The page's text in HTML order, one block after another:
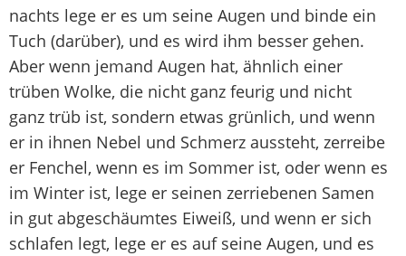
nachts lege er es um seine Augen und binde ein
Tuch (darüber), und es wird ihm besser gehen.
Aber wenn jemand Augen hat, ähnlich einer
trüben Wolke, die nicht ganz feurig und nicht
ganz trüb ist, sondern etwas grünlich, und wenn
er in ihnen Nebel und Schmerz aussteht, zerreibe
er Fenchel, wenn es im Sommer ist, oder wenn es
im Winter ist, lege er seinen zerriebenen Samen
in gut abgeschäumtes Eiweiß, und wenn er sich
schlafen legt, lege er es auf seine Augen, und es